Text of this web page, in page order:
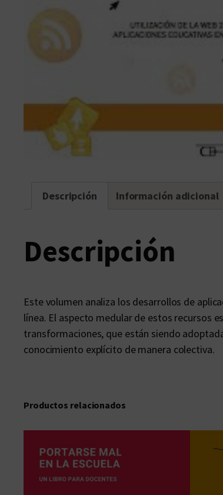
Descripción Información adicional
Descripción
Este volumen analiza los desarrollos de
línea. El aspecto medular de estos recursos
transformaciones, que están siendo
conocimiento explícito de manera colectiva.
Productos relacionados